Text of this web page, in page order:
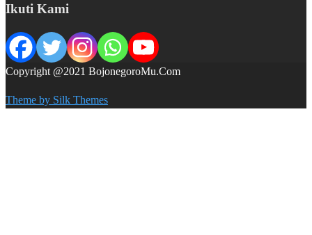
Ikuti Kami
Copyright @2021 BojonegoroMu.Com
Theme by Silk Themes